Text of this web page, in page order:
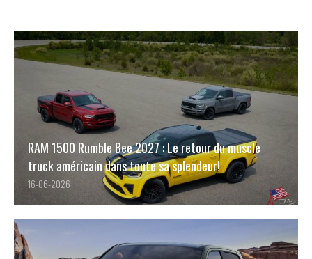
RAM 1500 Rumble Bee 2027 : Le retour du muscle
truck américain dans toute sa splendeur!
16-06-2026